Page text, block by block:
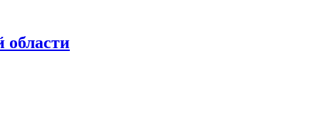
области